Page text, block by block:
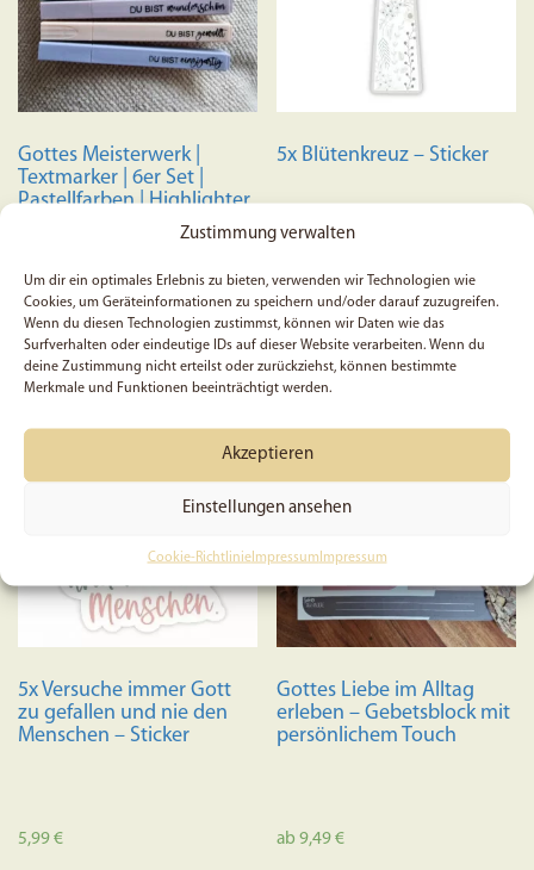
Zustimmung verwalten
Um dir ein optimales Erlebnis zu bieten, verwenden wir Technologien wie
Cookies, um Geräteinformationen zu speichern und/oder darauf zuzugreifen.
Wenn du diesen Technologien zustimmst, können wir Daten wie das
Surfverhalten oder eindeutige IDs auf dieser Website verarbeiten. Wenn du
deine Zustimmung nicht erteilst oder zurückziehst, können bestimmte
Merkmale und Funktionen beeinträchtigt werden.
Akzeptieren
Einstellungen ansehen
Cookie-RichtlinieImpressum Impressum
Gottes Meisterwerk |
Textmarker | 6er Set |
Pastellfarben | Highlighter
| Bibelmarker | Geschenk |
Biblejournal
19,50€
In den Warenkorb
5x Blütenkreuz – Sticker
5,99 €
In den Warenkorb
5x Versuche immer Gott
zu gefallen und nie den
Menschen – Sticker
5,99€
Gottes Liebe im Alltag
erleben – Gebetsblock mit
persönlichem Touch
ab9,49€